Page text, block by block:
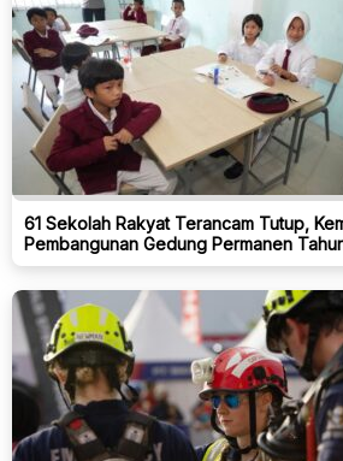
61 Sekolah Rakyat Terancam Tutup,
Pembangunan Gedung Permanen